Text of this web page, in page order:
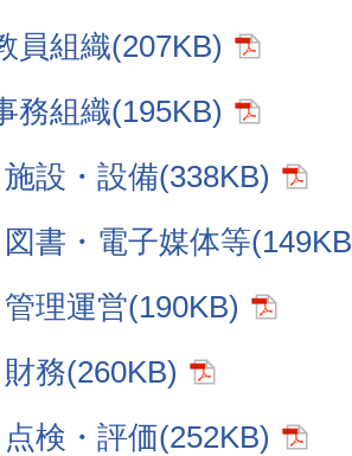
組織(207KB)
組織(195KB)
設・設備(338KB)
書・電子媒体等
理運営(190KB)
務(260KB)
検・評価(252KB)